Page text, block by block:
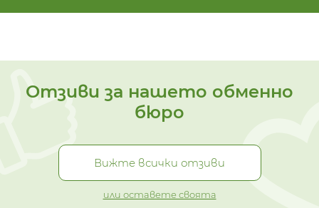
Отзиви за нашето обменно
бюро
Вижте всички отзиви
или оставете своята